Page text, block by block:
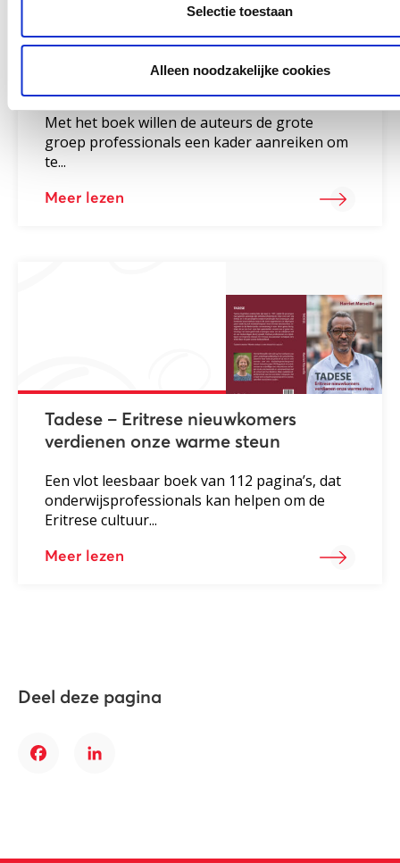
Selectie toestaan
Alleen noodzakelijke cookies
Met het boek willen de auteurs de grote
groep professionals een kader aanreiken om
te...
Meer lezen
Tadese – Eritrese nieuwkomers
verdienen onze warme steun
Een vlot leesbaar boek van 112 pagina’s, dat
onderwijsprofessionals kan helpen om de
Eritrese cultuur...
Meer lezen
Deel deze pagina
FacebookLinkedIn